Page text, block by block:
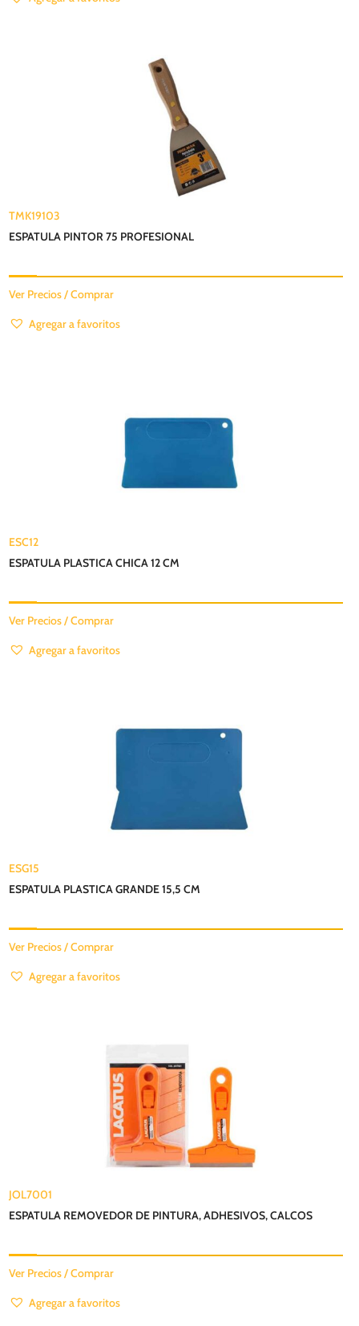
TMK19103
ESPATULA PINTOR 75 PROFESIONAL
Ver Precios / Comprar
Agregar a favoritos
ESC12
ESPATULA PLASTICA CHICA 12 CM
Ver Precios / Comprar
Agregar a favoritos
ESG15
ESPATULA PLASTICA GRANDE 15,5 CM
Ver Precios / Comprar
Agregar a favoritos
JOL7001
ESPATULA REMOVEDOR DE PINTURA, ADHESIVOS, CALCOS
Ver Precios / Comprar
Agregar a favoritos